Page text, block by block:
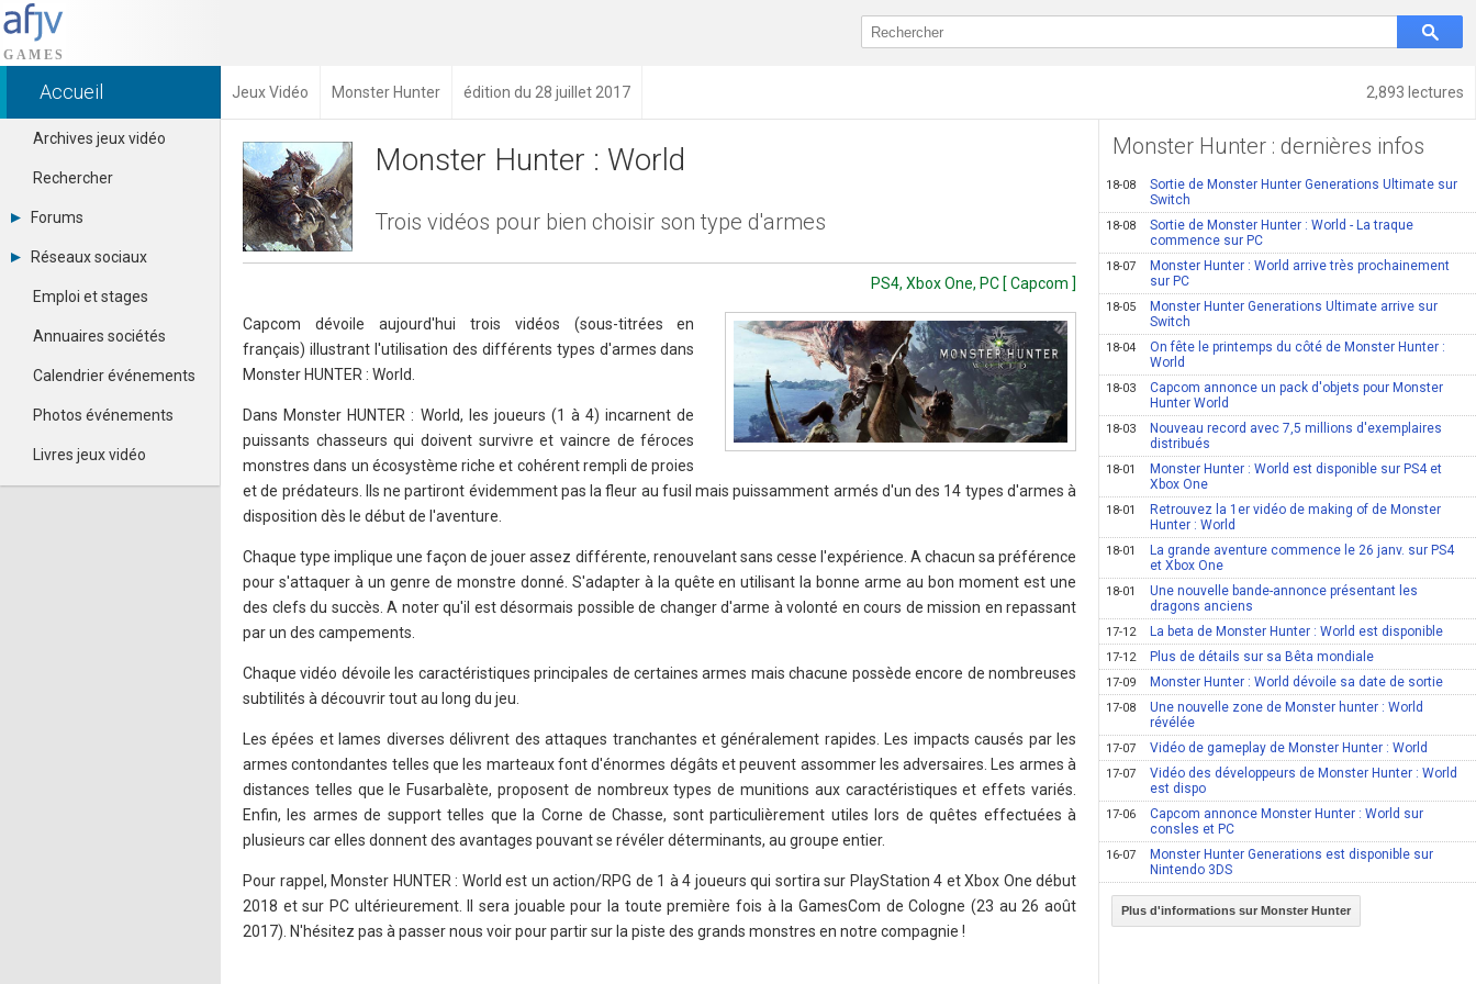
2,893 lectures
Accueil Jeux Vidéo Monster Hunter édition du 28 juillet 2017
Archives jeux vidéo
Rechercher
Forums
Tous les forums
Se connecter
Contacter un modérateur
Réseaux sociaux
Dailymotion
Facebook
Google+
Pinterest
Youtube
Emploi et stages
Annuaires sociétés
Calendrier événements
Photos événements
Livres jeux vidéo
Monster Hunter : World
Trois vidéos pour bien choisir son type d'armes
PS4, Xbox One, PC [ Capcom ]
Capcom dévoile aujourd'hui trois vidéos (sous-titrées en
français) illustrant l'utilisation des différents types d'armes dans
Monster HUNTER : World.
Dans Monster HUNTER : World, les joueurs (1 à 4) incarnent de
puissants chasseurs qui doivent survivre et vaincre de féroces
monstres dans un écosystème riche et cohérent rempli de proies
et de prédateurs. Ils ne partiront évidemment pas la fleur au fusil mais puissamment armés d'un des 14 types d'armes à
disposition dès le début de l'aventure.
Chaque type implique une façon de jouer assez différente, renouvelant sans cesse l'expérience. A chacun sa préférence
pour s'attaquer à un genre de monstre donné. S'adapter à la quête en utilisant la bonne arme au bon moment est une
des clefs du succès. A noter qu'il est désormais possible de changer d'arme à volonté en cours de mission en repassant
par un des campements.
Chaque vidéo dévoile les caractéristiques principales de certaines armes mais chacune possède encore de nombreuses
subtilités à découvrir tout au long du jeu.
Les épées et lames diverses délivrent des attaques tranchantes et généralement rapides. Les impacts causés par les
armes contondantes telles que les marteaux font d'énormes dégâts et peuvent assommer les adversaires. Les armes à
distances telles que le Fusarbalète, proposent de nombreux types de munitions aux caractéristiques et effets variés.
Enfin, les armes de support telles que la Corne de Chasse, sont particulièrement utiles lors de quêtes effectuées à
plusieurs car elles donnent des avantages pouvant se révéler déterminants, au groupe entier.
Pour rappel, Monster HUNTER : World est un action/RPG de 1 à 4 joueurs qui sortira sur PlayStation 4 et Xbox One début
2018 et sur PC ultérieurement. Il sera jouable pour la toute première fois à la GamesCom de Cologne (23 au 26 août
2017). N'hésitez pas à passer nous voir pour partir sur la piste des grands monstres en notre compagnie !
Monster Hunter : dernières infos
18-08
Sortie de Monster Hunter Generations Ultimate sur
Switch
18-08
Sortie de Monster Hunter : World - La traque
commence sur PC
18-07
Monster Hunter : World arrive très prochainement
sur PC
18-05
Monster Hunter Generations Ultimate arrive sur
Switch
18-04
On fête le printemps du côté de Monster Hunter :
World
18-03
Capcom annonce un pack d'objets pour Monster
Hunter World
18-03
Nouveau record avec 7,5 millions d'exemplaires
distribués
18-01
Monster Hunter : World est disponible sur PS4 et
Xbox One
18-01
Retrouvez la 1er vidéo de making of de Monster
Hunter : World
18-01
La grande aventure commence le 26 janv. sur PS4
et Xbox One
18-01
Une nouvelle bande-annonce présentant les
dragons anciens
17-12 La beta de Monster Hunter : World est disponible
17-12 Plus de détails sur sa Bêta mondiale
17-09 Monster Hunter : World dévoile sa date de sortie
17-08
Une nouvelle zone de Monster hunter : World
révélée
17-07 Vidéo de gameplay de Monster Hunter : World
17-07
Vidéo des développeurs de Monster Hunter : World
est dispo
17-06
Capcom annonce Monster Hunter : World sur
consles et PC
16-07
Monster Hunter Generations est disponible sur
Nintendo 3DS
Plus d'informations sur Monster Hunter